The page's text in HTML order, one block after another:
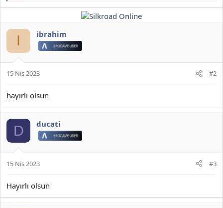
i
I ibrahim
15 Nis 2023 #2
hayırlı olsun
D ducati
15 Nis 2023 #3
Hayırlı olsun